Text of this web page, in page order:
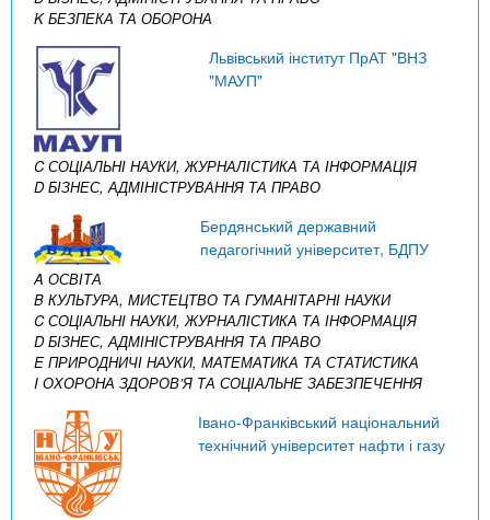
K БЕЗПЕКА ТА ОБОРОНА
Львівський інститут ПрАТ "ВНЗ
"МАУП"
C СОЦІАЛЬНІ НАУКИ, ЖУРНАЛІСТИКА ТА ІНФОРМАЦІЯ
D БІЗНЕС, АДМІНІСТРУВАННЯ ТА ПРАВО
Бердянський державний
педагогічний університет, БДПУ
A ОСВІТА
B КУЛЬТУРА, МИСТЕЦТВО ТА ГУМАНІТАРНІ НАУКИ
C СОЦІАЛЬНІ НАУКИ, ЖУРНАЛІСТИКА ТА ІНФОРМАЦІЯ
D БІЗНЕС, АДМІНІСТРУВАННЯ ТА ПРАВО
E ПРИРОДНИЧІ НАУКИ, МАТЕМАТИКА ТА СТАТИСТИКА
I ОХОРОНА ЗДОРОВ’Я ТА СОЦІАЛЬНЕ ЗАБЕЗПЕЧЕННЯ
Івано-Франківський національний
технічний університет нафти і газу